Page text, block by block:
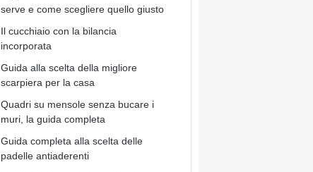
serve e come scegliere quello giusto
Il cucchiaio con la bilancia
incorporata
Guida alla scelta della migliore
scarpiera per la casa
Quadri su mensole senza bucare i
muri, la guida completa
Guida completa alla scelta delle
padelle antiaderenti